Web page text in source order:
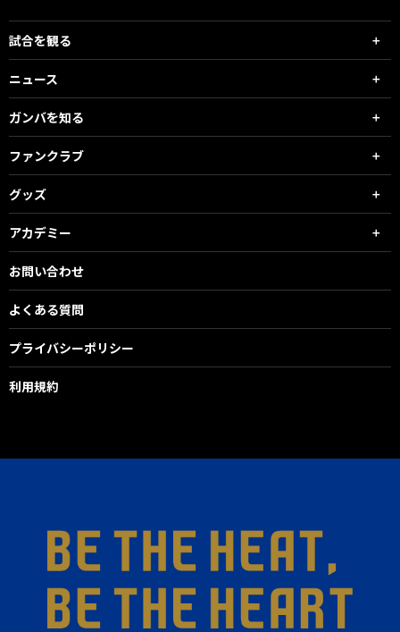
試合を観る
ニュース
ガンバを知る
ファンクラブ
グッズ
アカデミー
お問い合わせ
よくある質問
プライバシーポリシー
利用規約